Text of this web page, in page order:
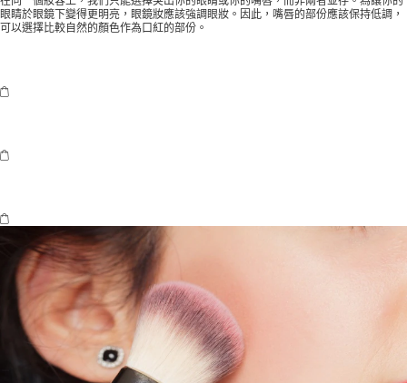
眼睛於眼鏡下變得更明亮，眼鏡妝應該強調眼妝。因此，嘴唇的部份應該保持低調，
可以選擇比較自然的顏色作為口紅的部份。